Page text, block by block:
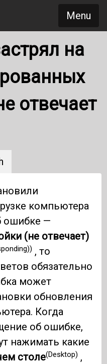
Menu
на
отвечает
компьютера
ошибке —
(не отвечает)
, то
обязательно
может
обновления
Когда
об ошибке,
нажимать какие
столе(Desktop) ,